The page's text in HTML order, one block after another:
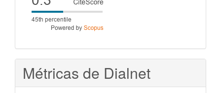
score
Métricas de Dialnet